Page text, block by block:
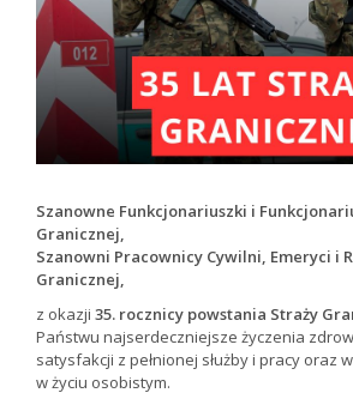
Szanowne Funkcjonariuszki i
Granicznej,
Szanowni Pracownicy Cywilni, Emeryci i
Granicznej,
z okazji 35. rocznicy powstania Straży
Państwu najserdeczniejsze życzenia
satysfakcji z pełnionej służby i pracy oraz
w życiu osobistym.